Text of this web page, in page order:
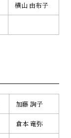
横山 由布子
加藤 詢子
倉本 竜弥